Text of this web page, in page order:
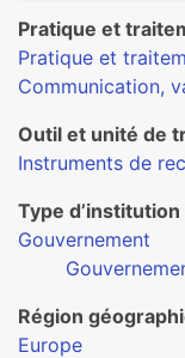
Pratique et
Pratique et
Communication,
Outil et unité de
Instruments de
Type d’institution
Gouvernement
Région
Europe